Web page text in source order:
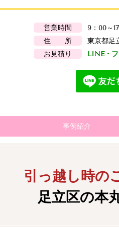
営業時間
9：00～
住 所
東京都足
お見積り
LINE・
事例紹介
引っ越し時の
足立区の本